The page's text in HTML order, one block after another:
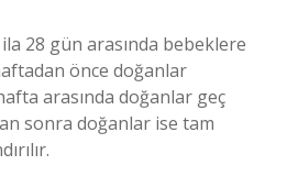
28 gün arasında bebeklere
önce doğanlar
arasında doğanlar geç
sonra doğanlar ise tam